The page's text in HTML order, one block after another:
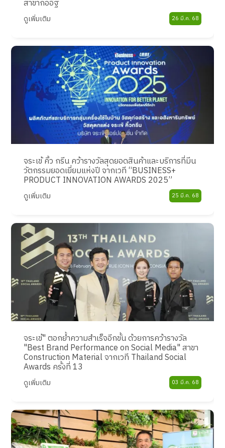
สาขาก่ออิฐ
ดูเพิ่มเติม 26 มี.ค. 68
จระเข้ คิ้ว กรีน คว้ารางวัลสุดยอดสินค้าและบริการที่มีน
วัตกรรมยอดเยี่ยมแห่งปี จากเวที “BUSINESS+
PRODUCT INNOVATION AWARDS 2025”
ดูเพิ่มเติม 25 มี.ค. 68
จระเข้" ตอกย้ำความสำเร็จอีกขั้น ด้วยการคว้ารางวัล
"Best Brand Performance on Social Media" สาขา
Construction Material จากเวที Thailand Social
Awards ครั้งที่ 13
ดูเพิ่มเติม 03 มี.ค. 68